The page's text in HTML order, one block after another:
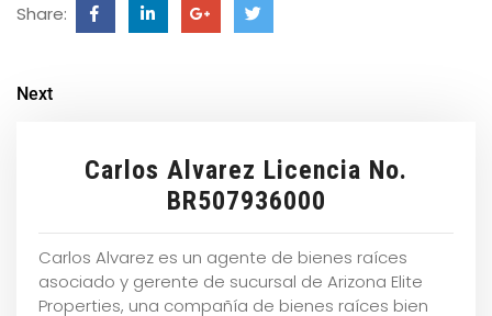
Share:
Next
Carlos Alvarez Licencia No.
BR507936000
Carlos Alvarez es un agente de bienes raíces
asociado y gerente de sucursal de Arizona Elite
Properties, una compañía de bienes raíces bien